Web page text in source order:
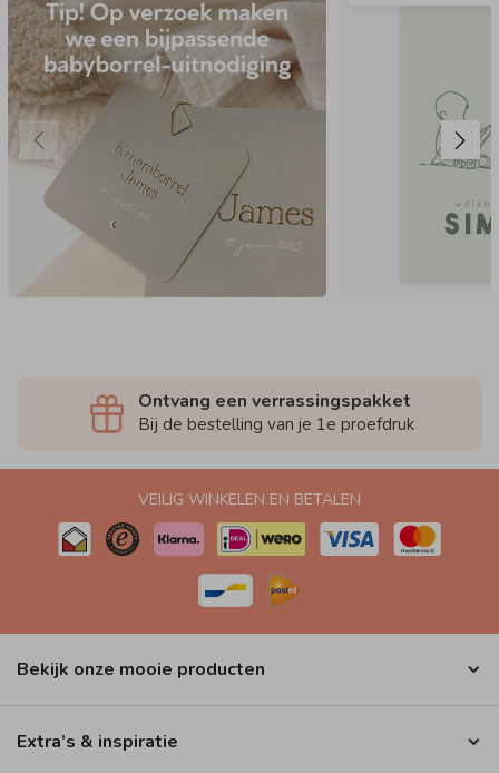
Ontvang een verrassingspakket
Bij de bestelling van je 1e proefdruk
VEILIG WINKELEN EN BETALEN
Bekijk onze mooie producten
Extra’s & inspiratie